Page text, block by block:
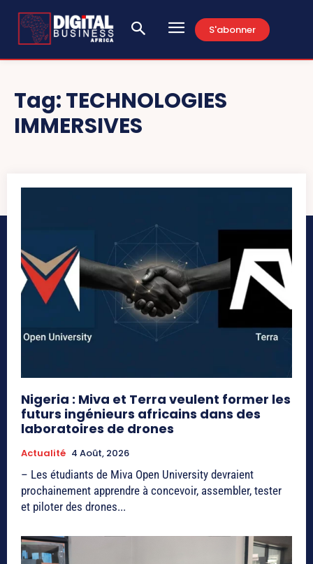
S'abonner
Tag:TECHNOLOGIES
IMMERSIVES
Nigeria : Miva et Terra veulent former les
futurs ingénieurs africains dans des
laboratoires de drones
Actualité 4 Août, 2026
– Les étudiants de Miva Open University devraient
prochainement apprendre à concevoir, assembler, tester
et piloter des drones...